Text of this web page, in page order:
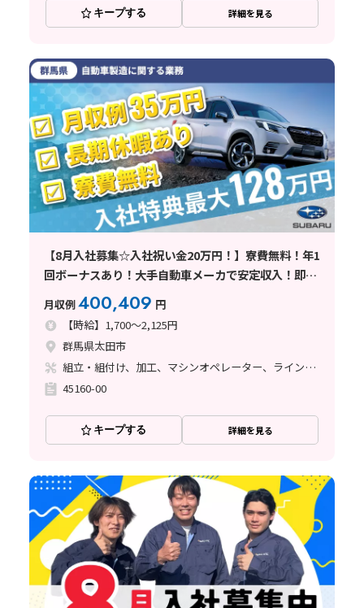
キープする 詳細を見る
【8月入社募集☆入社祝い金20万円！】寮費無料！年1
回ボーナスあり！大手自動車メーカで安定収入！即面
接可/大型連休有/年間休日120日
月収例400,409 円
【時給】1,700～2,125円
群馬県太田市
組立・組付け、加工、マシンオペレーター、ライン作業、鋳造・鍛造、溶接、塗装
45160-00
キープする 詳細を見る